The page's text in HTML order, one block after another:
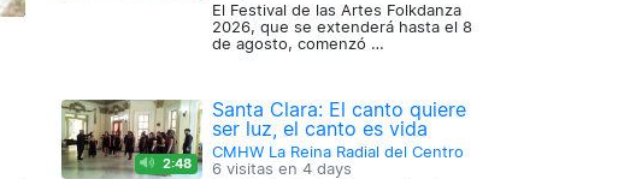
El Festival de las Artes Folkdanza
2026, que se extenderá hasta el 8
de agosto, comenzó …
2:48
Santa Clara: El canto quiere
ser luz, el canto es vida
CMHW La Reina Radial del Centro
6 visitas en 4 days